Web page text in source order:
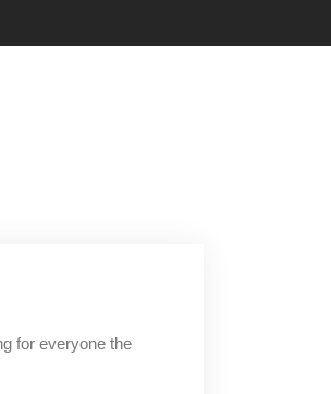
for everyone the